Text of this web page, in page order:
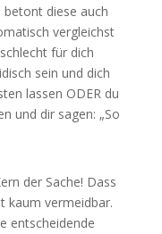
betont diese auch
vergleichst
für dich
sein und dich
lassen ODER du
und dir sagen: „So
der Sache! Dass
kaum vermeidbar.
entscheidende